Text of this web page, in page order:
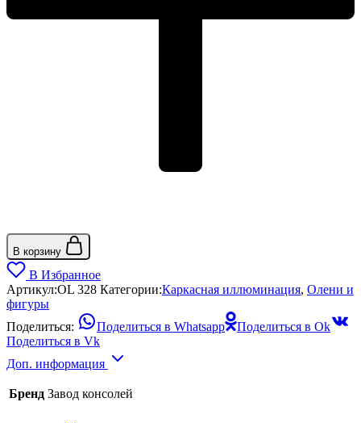
В корзину
В Избранное
Артикул:OL 328 Категории:Каркасная иллюминация, Олени и
фигуры
Поделиться:
Поделиться в Whatsapp
Поделиться в Ok
Поделиться в Vk
Доп. информация
Бренд Завод консолей